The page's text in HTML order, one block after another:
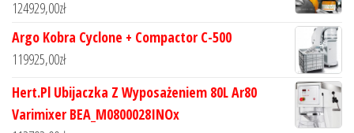
124929,00zł
Argo Kobra Cyclone + Compactor C-500
119925,00zł
Hert.Pl Ubijaczka Z Wyposażeniem 80L Ar80
Varimixer BEA_M0800028INOx